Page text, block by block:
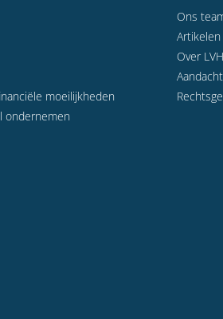
moeilijkheden
ondernemen
Ons
Artikelen
Over LVH